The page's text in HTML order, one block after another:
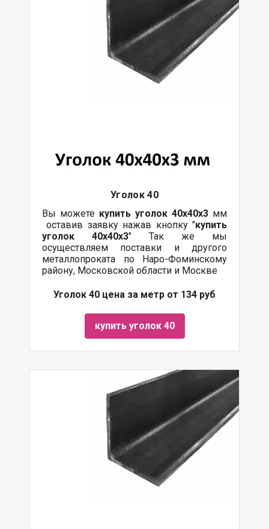
Уголок 40
Вы можете купить уголок 40х40х3 мм
оставив заявку нажав кнопку "купить
уголок 40х40х3" Так же мы
осуществляем поставки и другого
металлопроката по Наро-Фоминскому
району, Московской области и Москве
Уголок 40 цена за метр от 134 руб
купить уголок 40